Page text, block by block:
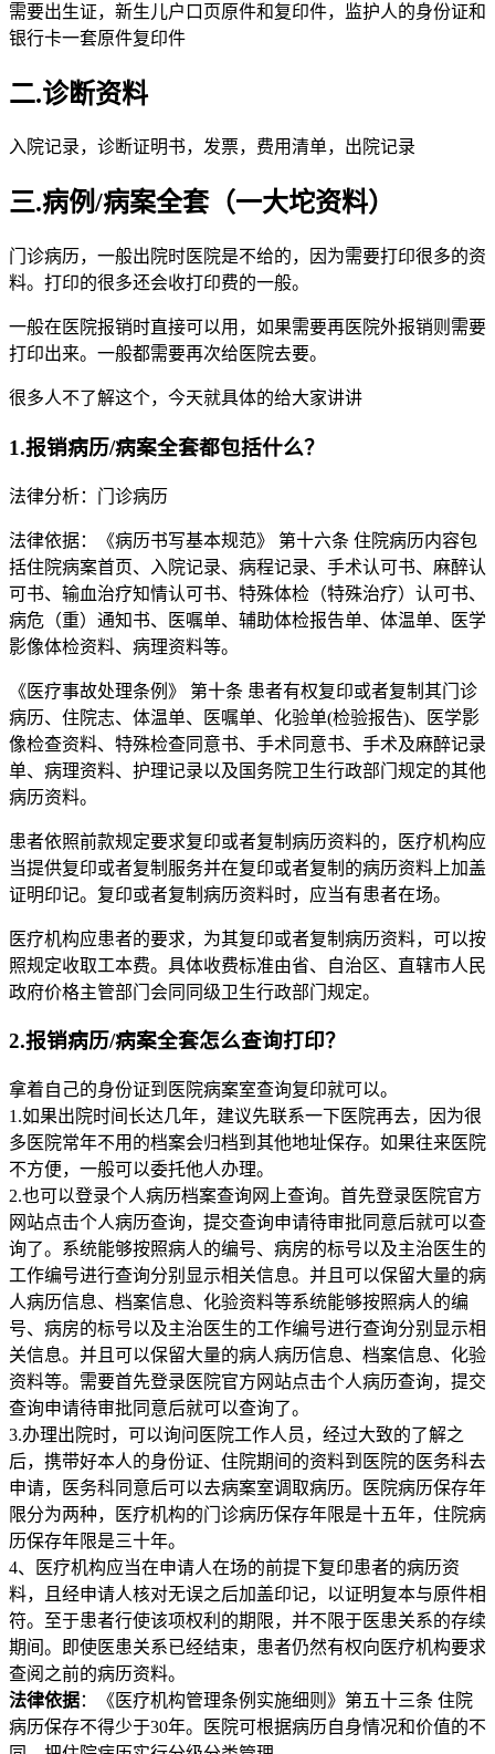
需要出生证，新生儿户口页原件和复印件，监护人的身份证和
银行卡一套原件复印件
二.诊断资料
入院记录，诊断证明书，发票，费用清单，出院记录
三.病例/病案全套（一大坨资料）
门诊病历，一般出院时医院是不给的，因为需要打印很多的资
料。打印的很多还会收打印费的一般。
一般在医院报销时直接可以用，如果需要再医院外报销则需要
打印出来。一般都需要再次给医院去要。
很多人不了解这个，今天就具体的给大家讲讲
1.报销病历/病案全套都包括什么？
法律分析：门诊病历
法律依据：《病历书写基本规范》 第十六条 住院病历内容包
括住院病案首页、入院记录、病程记录、手术认可书、麻醉认
可书、输血治疗知情认可书、特殊体检（特殊治疗）认可书、
病危（重）通知书、医嘱单、辅助体检报告单、体温单、医学
影像体检资料、病理资料等。
《医疗事故处理条例》 第十条 患者有权复印或者复制其门诊
病历、住院志、体温单、医嘱单、化验单(检验报告)、医学影
像检查资料、特殊检查同意书、手术同意书、手术及麻醉记录
单、病理资料、护理记录以及国务院卫生行政部门规定的其他
病历资料。
患者依照前款规定要求复印或者复制病历资料的，医疗机构应
当提供复印或者复制服务并在复印或者复制的病历资料上加盖
证明印记。复印或者复制病历资料时，应当有患者在场。
医疗机构应患者的要求，为其复印或者复制病历资料，可以按
照规定收取工本费。具体收费标准由省、自治区、直辖市人民
政府价格主管部门会同同级卫生行政部门规定。
2.报销病历/病案全套怎么查询打印？
拿着自己的身份证到医院病案室查询复印就可以。
1.如果出院时间长达几年，建议先联系一下医院再去，因为很
多医院常年不用的档案会归档到其他地址保存。如果往来医院
不方便，一般可以委托他人办理。
2.也可以登录个人病历档案查询网上查询。首先登录医院官方
网站点击个人病历查询，提交查询申请待审批同意后就可以查
询了。系统能够按照病人的编号、病房的标号以及主治医生的
工作编号进行查询分别显示相关信息。并且可以保留大量的病
人病历信息、档案信息、化验资料等系统能够按照病人的编
号、病房的标号以及主治医生的工作编号进行查询分别显示相
关信息。并且可以保留大量的病人病历信息、档案信息、化验
资料等。需要首先登录医院官方网站点击个人病历查询，提交
查询申请待审批同意后就可以查询了。
3.办理出院时，可以询问医院工作人员，经过大致的了解之
后，携带好本人的身份证、住院期间的资料到医院的医务科去
申请，医务科同意后可以去病案室调取病历。医院病历保存年
限分为两种，医疗机构的门诊病历保存年限是十五年，住院病
历保存年限是三十年。
4、医疗机构应当在申请人在场的前提下复印患者的病历资
料，且经申请人核对无误之后加盖印记，以证明复本与原件相
符。至于患者行使该项权利的期限，并不限于医患关系的存续
期间。即使医患关系已经结束，患者仍然有权向医疗机构要求
查阅之前的病历资料。
法律依据：《医疗机构管理条例实施细则》第五十三条 住院
病历保存不得少于30年。医院可根据病历自身情况和价值的不